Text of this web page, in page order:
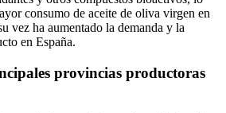
consumo de aceite de oliva virgen en
vez ha aumentado la demanda y la
en España.
provincias productoras